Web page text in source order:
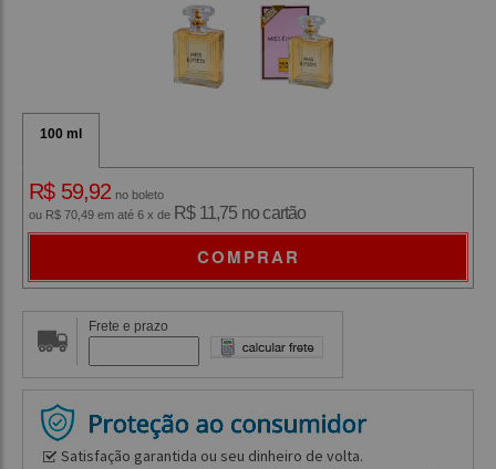
100 ml
R$ 59,92 no boleto
ou R$ 70,49 em até 6 x de R$ 11,75 no cartão
COMPRAR
Frete e prazo
Satisfação garantida ou seu dinheiro de volta.